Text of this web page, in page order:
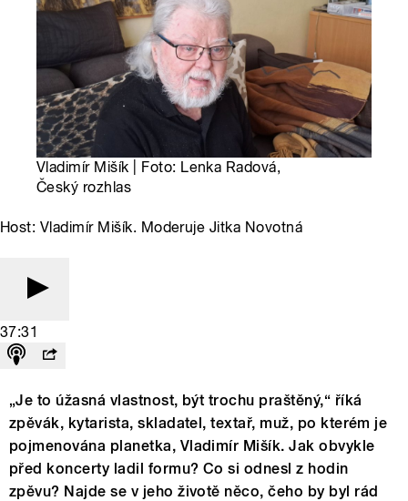
Vladimír Mišík | Foto: Lenka Radová,
Český rozhlas
Host: Vladimír Mišík. Moderuje Jitka Novotná
37:31
„Je to úžasná vlastnost, být trochu praštěný,“ říká
zpěvák, kytarista, skladatel, textař, muž, po kterém je
pojmenována planetka, Vladimír Mišík. Jak obvykle
před koncerty ladil formu? Co si odnesl z hodin
zpěvu? Najde se v jeho životě něco, čeho by byl rád